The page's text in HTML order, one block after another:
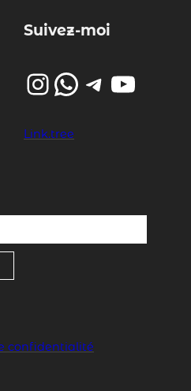
Suivez-moi
InstagramWhatsApp Telegram YouTube
Link.tree
confidentialité